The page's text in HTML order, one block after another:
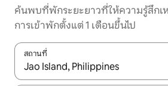
ค้นพบที่พักระยะยาวที่ให้ความรู้สึก
การเข้าพักตั้งแต่ 1 เดือนขึ้นไป
สถานที่
ใช้ลูกศรขึ้นลง หรือใช้การสัมผัสหรือปัด